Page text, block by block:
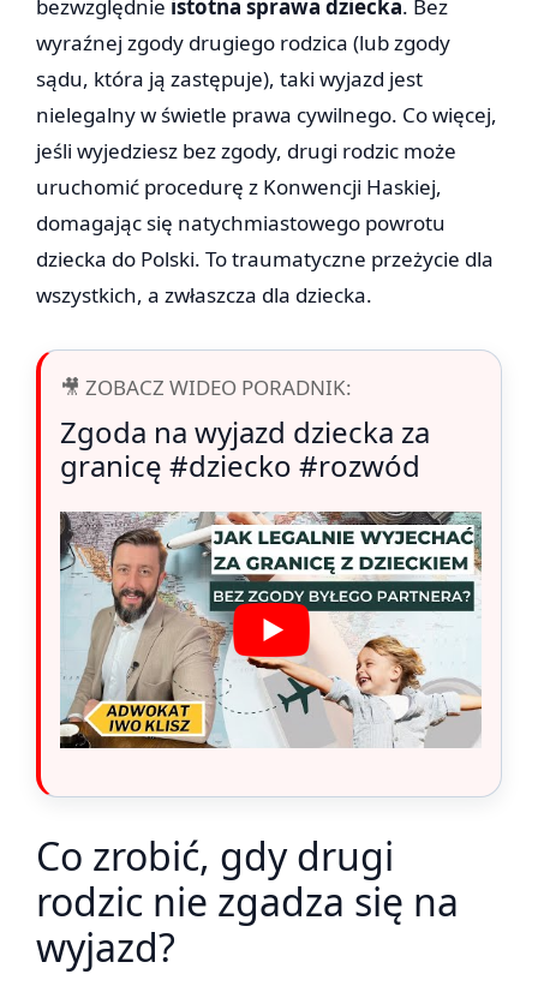
bezwzględnie istotna sprawa dziecka. Bez
wyraźnej zgody drugiego rodzica (lub zgody
sądu, która ją zastępuje), taki wyjazd jest
nielegalny w świetle prawa cywilnego. Co więcej,
jeśli wyjedziesz bez zgody, drugi rodzic może
uruchomić procedurę z Konwencji Haskiej,
domagając się natychmiastowego powrotu
dziecka do Polski. To traumatyczne przeżycie dla
wszystkich, a zwłaszcza dla dziecka.
🎥 ZOBACZ WIDEO PORADNIK:
Zgoda na wyjazd dziecka za
granicę #dziecko #rozwód
Co zrobić, gdy drugi
rodzic nie zgadza się na
wyjazd?